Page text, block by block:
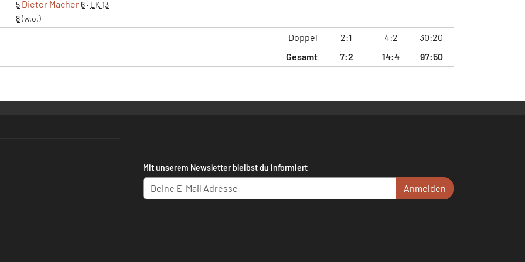
5 Dieter Macher 6· LK 13
8(w.o.)
Doppel 2:1 4:2
30:20
Gesamt
7:2 14:4 97:50
Mit unserem Newsletter bleibst du informiert
Anmelden